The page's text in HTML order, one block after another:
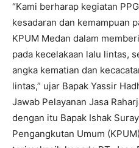
“Kami berharap kegiatan
kesadaran dan kemampuan
KPUM Medan dalam
pada kecelakaan lalu lintas,
angka kematian dan
lintas,” ujar Bapak Yassir
Jawab Pelayanan Jasa
dengan itu Bapak Ishak
Pengangkutan Umum